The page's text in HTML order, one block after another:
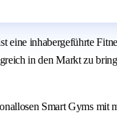
inhabergeführte
in den Markt zu
Smart Gyms